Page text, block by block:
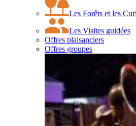
Les Forêts et les
Les Visites guidées
Offres plaisanciers
Offres groupes